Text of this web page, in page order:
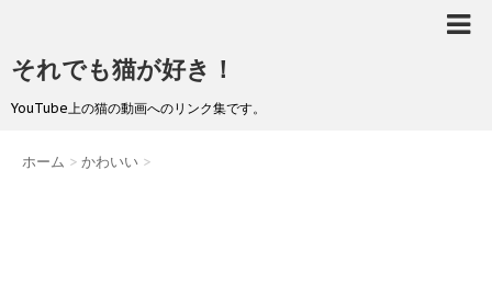
それでも猫が好き！
YouTube上の猫の動画へのリンク集です。
ホーム > かわいい >